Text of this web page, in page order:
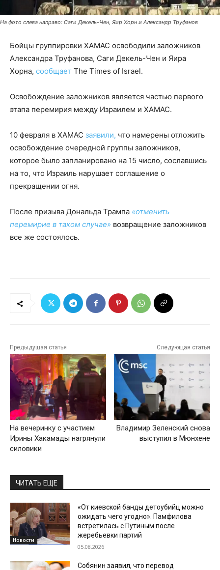
На фото слева направо: Саги Декель-Чен, Яир Хорн и Александр Труфанов
Бойцы группировки ХАМАС освободили заложников
Александра Труфанова, Саги Декель-Чен и Яира
Хорна, сообщает The Times of Israel.
Освобождение заложников является частью первого
этапа перемирия между Израилем и ХАМАС.
10 февраля в ХАМАС заявили, что намерены отложить
освобождение очередной группы заложников,
которое было запланировано на 15 число, сославшись
на то, что Израиль нарушает соглашение о
прекращении огня.
После призыва Дональда Трампа «отменить
перемирие в таком случае» возвращение заложников
все же состоялось.
Предыдущая статья
На вечеринку с участием
Ирины Хакамады нагрянули
силовики
Следующая статья
Владимир Зеленский снова
выступил в Мюнхене
ЧИТАТЬ ЕЩЕ
Новости
«От киевской банды детоубийц можно
ожидать чего угодно». Памфилова
встретилась с Путиным после
жеребьевки партий
05.08.2026
Собянин заявил, что перевод